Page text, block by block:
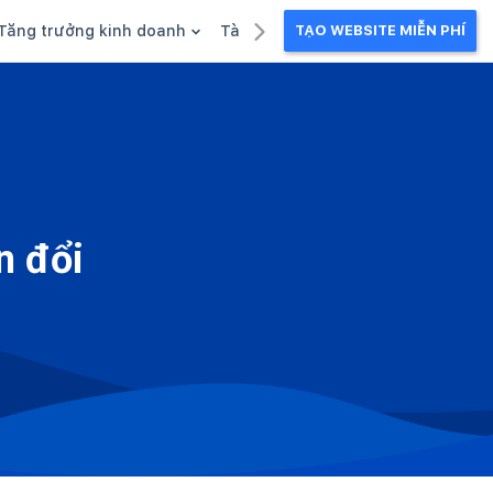
trưởng kinh doanh Tài liệu kinh doanhTẠO WEBSITE MIỄN PHÍ
đổi